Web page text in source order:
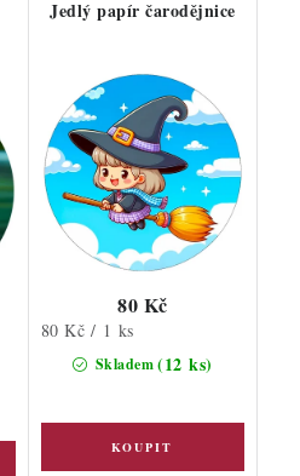
Jedlý papír čarodějnice
Skladem(12 ks)
80 Kč
Měrná
cena:
80 Kč / 1 ks